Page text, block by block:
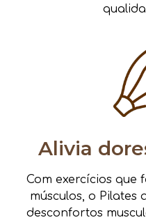
Alivia
Com exercícios que
músculos, o Pilates
desconfortos